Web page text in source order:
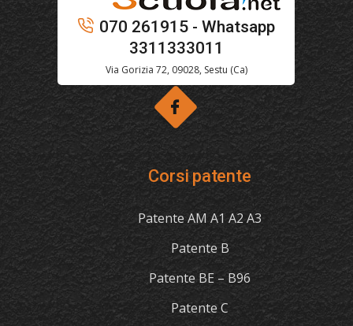
070 261915 - Whatsapp
3311333011
Via Gorizia 72, 09028, Sestu (Ca)
Corsi patente
Patente AM A1 A2 A3
Patente B
Patente BE – B96
Patente C